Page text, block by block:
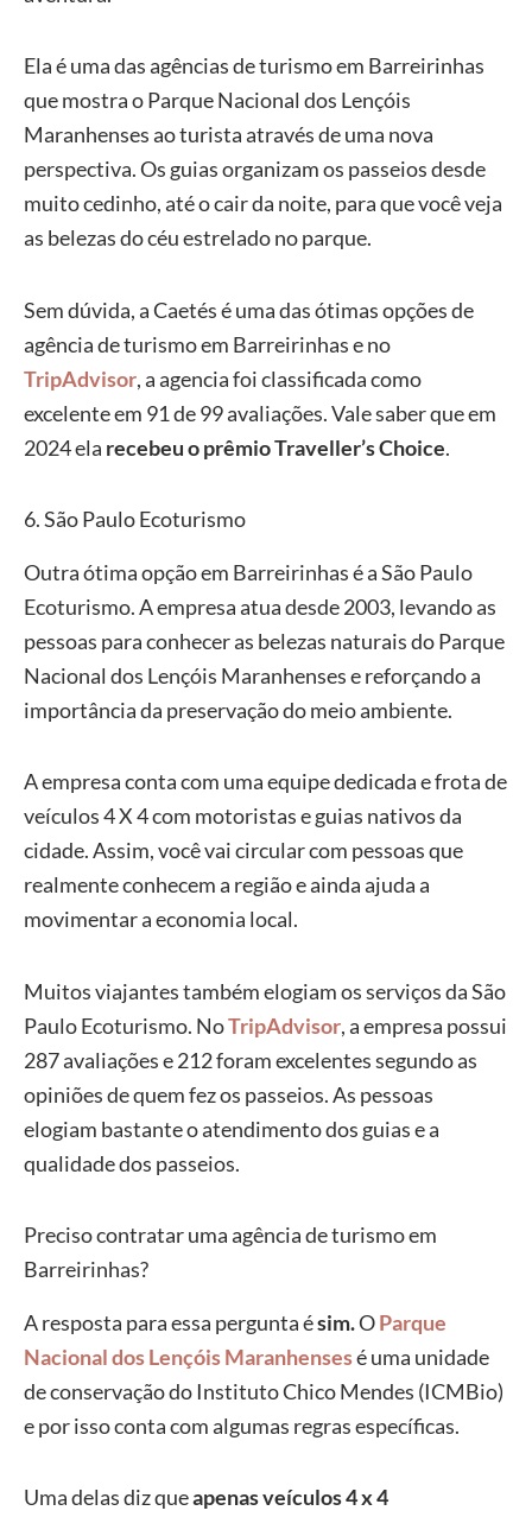
Ela é uma das agências de turismo em Barreirinhas
que mostra o Parque Nacional dos Lençóis
Maranhenses ao turista através de uma nova
perspectiva. Os guias organizam os passeios desde
muito cedinho, até o cair da noite, para que você veja
as belezas do céu estrelado no parque.
Sem dúvida, a Caetés é uma das ótimas opções de
agência de turismo em Barreirinhas e no
TripAdvisor, a agencia foi classificada como
excelente em 91 de 99 avaliações. Vale saber que em
2024 ela recebeu o prêmio Traveller’s Choice.
6. São Paulo Ecoturismo
Outra ótima opção em Barreirinhas é a São Paulo
Ecoturismo. A empresa atua desde 2003, levando as
pessoas para conhecer as belezas naturais do Parque
Nacional dos Lençóis Maranhenses e reforçando a
importância da preservação do meio ambiente.
A empresa conta com uma equipe dedicada e frota de
veículos 4 X 4 com motoristas e guias nativos da
cidade. Assim, você vai circular com pessoas que
realmente conhecem a região e ainda ajuda a
movimentar a economia local.
Muitos viajantes também elogiam os serviços da São
Paulo Ecoturismo. NoTripAdvisor, a empresa possui
287 avaliações e 212 foram excelentes segundo as
opiniões de quem fez os passeios. As pessoas
elogiam bastante o atendimento dos guias e a
qualidade dos passeios.
Preciso contratar uma agência de turismo em
Barreirinhas?
A resposta para essa pergunta ésim.OParque
Nacional dos Lençóis Maranhensesé uma unidade
de conservação do Instituto Chico Mendes (ICMBio)
e por isso conta com algumas regras específicas.
Uma delas diz queapenas veículos 4 x 4